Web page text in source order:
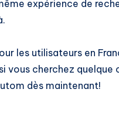
expérience de
les utilisateurs en
vous cherchez
dès maintenant!